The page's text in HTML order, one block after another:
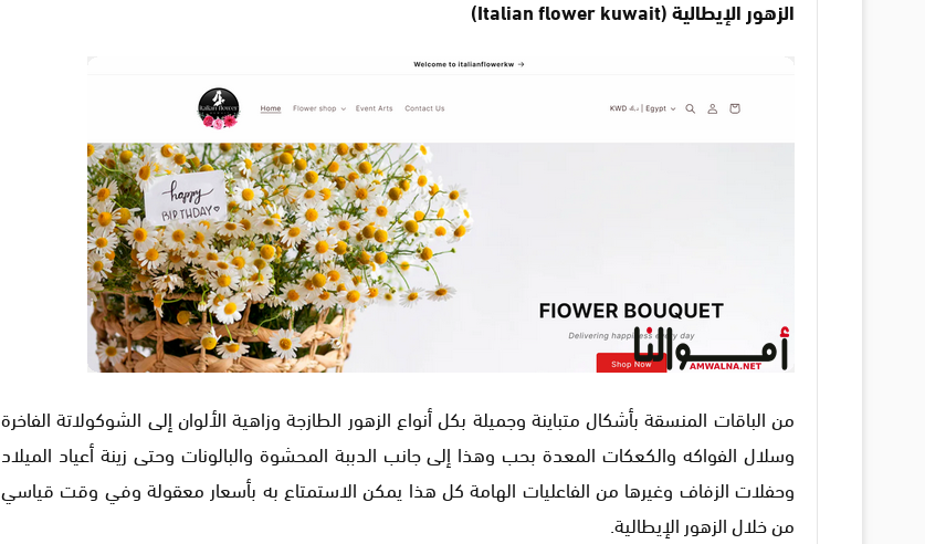
الزهور الإيطالية (Italian flower kuwait)
من الباقات المنسقة بأشكال متباينة وجميلة بكل أنواع الزهور الطازجة وزاهية الألوان إلى الشوكولاتة الفاخرة
وسلال الفواكه والكعكات المعدة بحب وهذا إلى جانب الدببة المحشوة والبالونات وحتى زينة أعياد الميلاد
وحفلات الزفاف وغيرها من الفاعليات الهامة كل هذا يمكن الاستمتاع به بأسعار معقولة وفي وقت قياسي
من خلال الزهور الإيطالية.